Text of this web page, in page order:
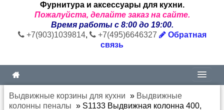
Фурнитура и аксессуары для кухни.
Пожалуйста, делайте заказ на сайте.
Время работы с 8:00 до 19:00.
+7(903)1039814, +7(495)6646327
Обратная
связь
Выдвижные корзины для кухни » Выдвижные
колонны пеналы » S1133 Выдвижная колонна 400,